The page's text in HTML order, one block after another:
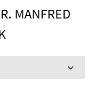
MANFRED